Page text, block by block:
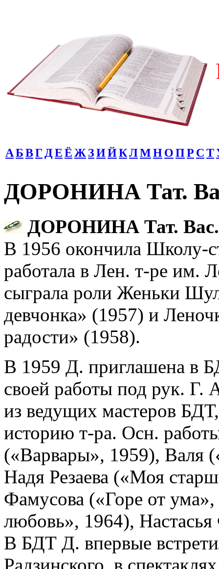
АБВГ ДЕЁ Ж ЗИЙКЛМНОПР СТ
ДОРОНИНА Тат.
ДОРОНИНА Тат. Вас.
В 1956 окончила
работала в Лен. т-ре им.
сыграла роли Женьки
девчонка» (1957) и
радости» (1958).
В 1959 Д. приглашена в
своей работы под рук. Г.
из ведущих мастеров
историю т-ра. Осн.
(«Варвары», 1959), Валя
Надя Резаева («Моя
Фамусова («Горе от
любовь», 1964),
В БДТ Д. впервые
Радзинского, в